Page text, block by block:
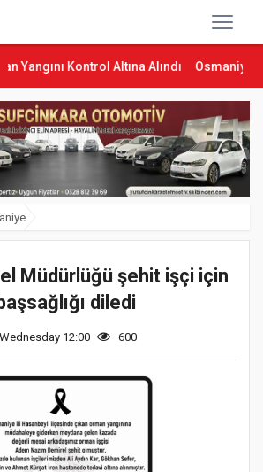
Altına Alındı Osmaniye’de Tren
Müdürlüğü şehit işçi için
başsağlığı diledi
12:00 600